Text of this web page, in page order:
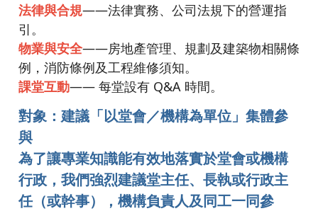
法律與合規——法律實務、公司法規下的營運指
引。
物業與安全——房地產管理、規劃及建築物相關條
例，消防條例及工程維修須知。
課堂互動—— 每堂設有 Q&A 時間。
對象：建議「以堂會／機構為單位」集體參
與
為了讓專業知識能有效地落實於堂會或機構
行政，我們強烈建議堂主任、長執或行政主
任（或幹事），機構負責人及同工一同參